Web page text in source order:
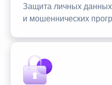
Защита личных данных
и мошеннических